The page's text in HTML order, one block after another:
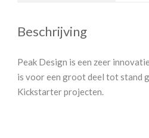
Beschrijving
Peak Design is een zeer
is voor een groot deel tot stand
Kickstarter projecten.